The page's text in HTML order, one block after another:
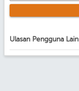
Ulasan Pengguna Lain